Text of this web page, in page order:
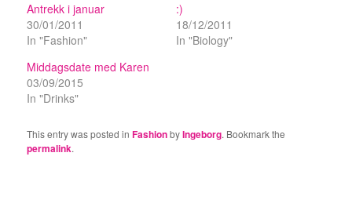
Antrekk i januar
30/01/2011
In "Fashion"
:)
18/12/2011
In "Biology"
Middagsdate med Karen
03/09/2015
In "Drinks"
This entry was posted inFashionbyIngeborg. Bookmark the
permalink.